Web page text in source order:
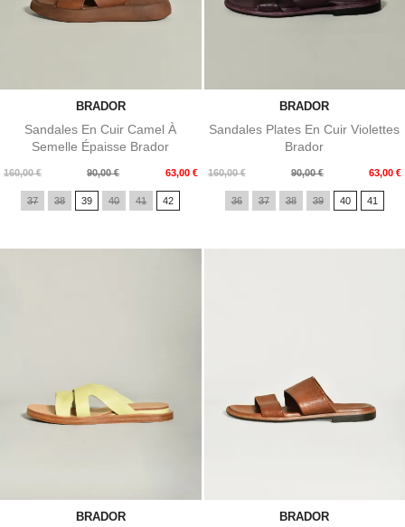
BRADOR
Sandales En Cuir Camel À
Semelle Épaisse Brador
160,00 €
Prix
90,00 € 63,00 €
Prix
37 38 39 40 41 42
BRADOR
Sandales Plates En Cuir Violettes
Brador
160,00 €
Prix
90,00 € 63,00 €
Prix
36 37 38 39 40 41
BRADOR BRADOR